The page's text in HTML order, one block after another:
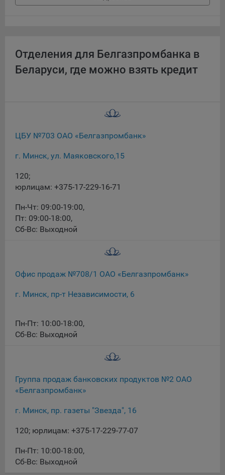
того, субъект персональных данных может удалить ранее
сохраненные файлов cookie выбрав соответствующую
перейдя по внешним ссылкам, ведущим на
соответствующие страницы сайтов основных браузеров:
Firefox
Chrome
Internet Explorer
16. Пользователь всегда может направить сообщение с
файлов сookie, на электронную почту Общества:
числе наиболее и наименее популярные страницы и
принимать меры по совершенствованию работы Сайта
пользователей сайта.
Компании, которым мы поручаем обработку
предоставляемый ООО «Яндекс». Адрес: г. Москва, ул.
конфиденциальности Яндекс
Отделения для Белгазпромбанка в
Беларуси, где можно взять кредит
ЦБУ №703 ОАО «Белгазпромбанк»
г. Минск, ул. Маяковского,15
120;
юрлицам: +375-17-229-16-71
Пн-Чт: 09:00-19:00,
Пт: 09:00-18:00,
Сб-Вс: Выходной
Офис продаж №708/1 ОАО «Белгазпромбанк»
г. Минск, пр-т Независимости, 6
Пн-Пт: 10:00-18:00,
Сб-Вс: Выходной
Группа продаж банковских продуктов №2 ОАО
«Белгазпромбанк»
г. Минск, пр. газеты "Звезда", 16
120; юрлицам: +375-17-229-77-07
Пн-Пт: 10:00-18:00,
Сб-Вс: Выходной